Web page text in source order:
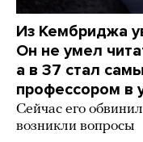
Из Кембриджа
Он не умел
а в 37 стал
профессором в
Сейчас его
возникли вопросы